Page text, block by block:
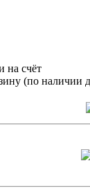
на счёт
(по наличии